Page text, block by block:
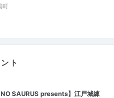
町
ト
SAURUS presents】江戸城練